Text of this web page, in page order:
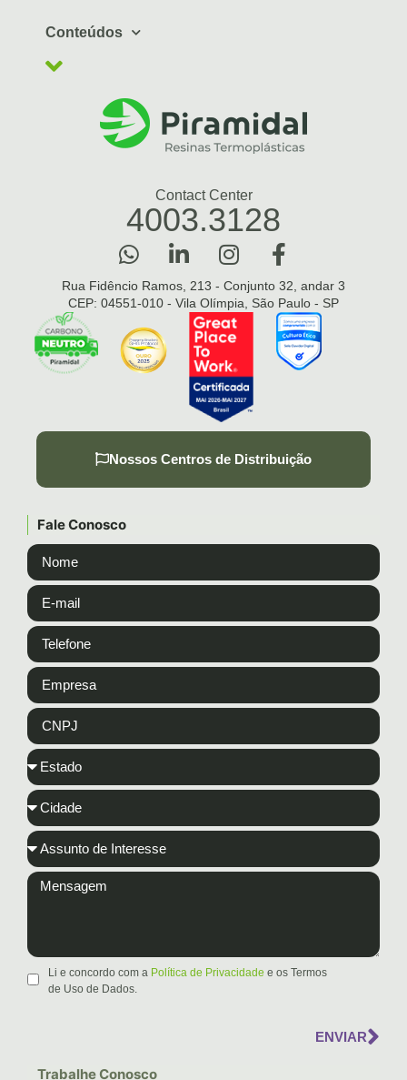
Conteúdos
Contact Center
4003.3128
Rua Fidêncio Ramos, 213 - Conjunto 32, andar 3
CEP: 04551-010 - Vila Olímpia, São Paulo - SP
Nossos Centros de Distribuição
Fale Conosco
Trabalhe Conosco
Li e concordo com a Política de Privacidade e os Termos
de Uso de Dados.
ENVIAR